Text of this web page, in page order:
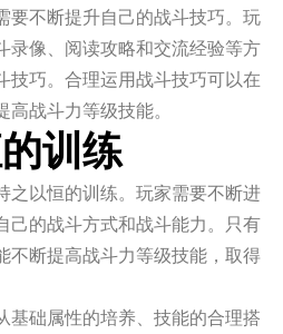
要不断提升自己的战斗技巧。玩
录像、阅读攻略和交流经验等方
技巧。合理运用战斗技巧可以在
战斗力等级技能。
训练
之以恒的训练。玩家需要不断进
己的战斗方式和战斗能力。只有
不断提高战斗力等级技能，取得
基础属性的培养、技能的合理搭